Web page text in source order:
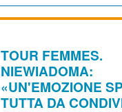
TOUR FEMMES.
NIEWIADOMA:
«UN'EMOZIONE
TUTTA DA